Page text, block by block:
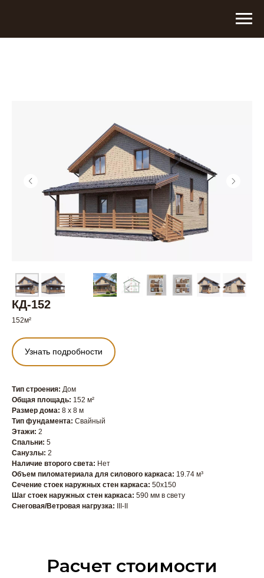
КД-152
152м²
Узнать подробности
Тип строения: Дом
Общая площадь: 152 м²
Размер дома: 8 x 8 м
Тип фундамента: Свайный
Этажи: 2
Спальни: 5
Санузлы: 2
Наличие второго света: Нет
Объем пиломатериала для силового каркаса: 19.74 м³
Сечение стоек наружных стен каркаса: 50х150
Шаг стоек наружных стен каркаса: 590 мм в свету
Снеговая/Ветровая нагрузка: III-II
Расчет стоимости